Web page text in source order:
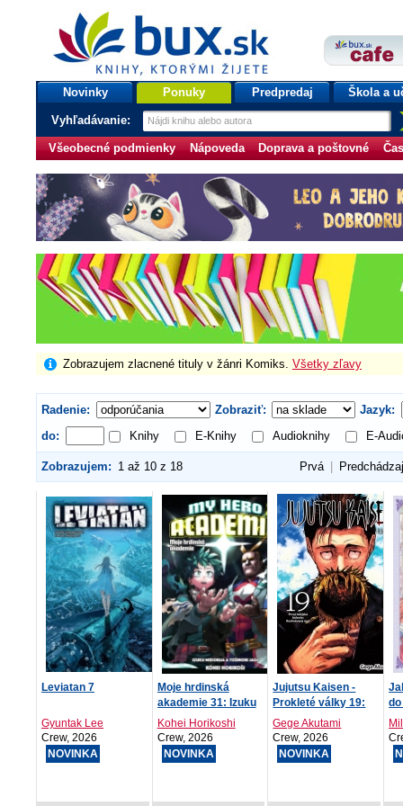
bux.sk
knihy, ktorými žijete
Úvodná stránka
Novinky Ponuky Predpredaj Škola a
Vyhľadávanie:
Všeobecné podmienky Nápoveda Doprava a poštovné
Zobrazujem zlacnené tituly v žánri Komiks. Všetky zľavy
Radenie: Zobraziť:
Jazyk:
do:
Knihy E-Knihy Audioknihy E-
Zobrazujem: 1 až 10 z 18 Prvá |
Leviatan 7
Gyuntak Lee
Crew, 2026
NOVINKA
Moje hrdinská
akademie 31: Izuku
Midorij...
Kohei Horikoshi
Crew, 2026
NOVINKA
Jujutsu Kaisen -
Prokleté války 19:
Prvn...
Gege Akutami
Crew, 2026
NOVINKA
4